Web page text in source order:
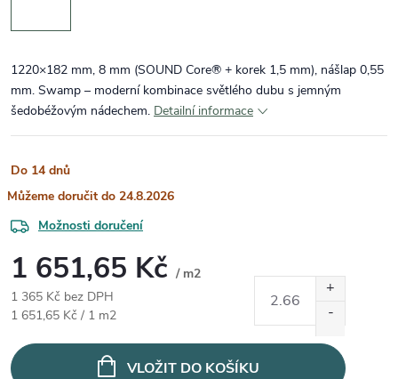
1220×182 mm, 8 mm (SOUND Core® + korek 1,5 mm), nášlap 0,55
mm. Swamp – moderní kombinace světlého dubu s jemným
šedobéžovým nádechem. Detailní informace
Do 14 dnů
24.8.2026
Možnosti doručení
1 651,65 Kč / m2
1 365 Kč bez DPH
Měrná cena:
1 651,65 Kč / 1 m2
VLOŽIT DO KOŠÍKU